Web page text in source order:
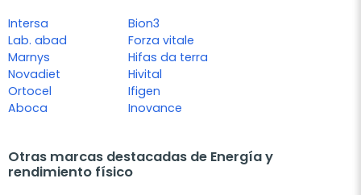
Intersa
Lab. abad
Marnys
Novadiet
Ortocel
Aboca
Bion3
Forza vitale
Hifas da terra
Hivital
Ifigen
Inovance
Otras marcas destacadas de Energía y
rendimiento físico